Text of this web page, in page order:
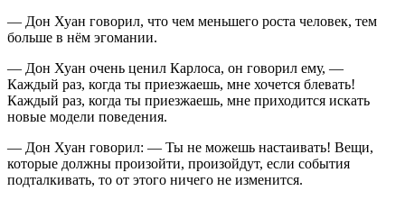
— Дон Хуан говорил, что чем меньшего роста человек, тем
больше в нём эгомании.
— Дон Хуан очень ценил Карлоса, он говорил ему, —
Каждый раз, когда ты приезжаешь, мне хочется блевать!
Каждый раз, когда ты приезжаешь, мне приходится искать
новые модели поведения.
— Дон Хуан говорил: — Ты не можешь настаивать! Вещи,
которые должны произойти, произойдут, если события
подталкивать, то от этого ничего не изменится.